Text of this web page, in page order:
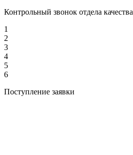
Контрольный звонок отдела качества
1
2
3
4
5
6
Поступление заявки